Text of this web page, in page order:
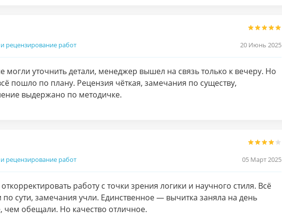
рецензирование работ 20 Июнь 2025
могли уточнить детали, менеджер вышел на связь только к вечеру. Но
пошло по плану. Рецензия чёткая, замечания по существу,
выдержано по методичке.
рецензирование работ 05 Март 2025
работу с точки зрения логики и научного стиля. Всё
по сути, замечания учли. Единственное — вычитка заняла на день
чем обещали. Но качество отличное.